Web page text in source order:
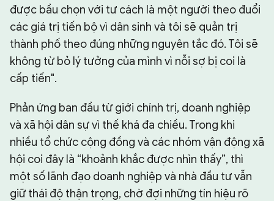
được bầu chọn với tư cách là một người theo đuổi
các giá trị tiến bộ vì dân sinh và tôi sẽ quản trị
thành phố theo đúng những nguyên tắc đó. Tôi sẽ
không từ bỏ lý tưởng của mình vì nỗi sợ bị coi là
cấp tiến".
Phản ứng ban đầu từ giới chính trị, doanh nghiệp
và xã hội dân sự vì thế khá đa chiều. Trong khi
nhiều tổ chức cộng đồng và các nhóm vận động xã
hội coi đây là “khoảnh khắc được nhìn thấy”, thì
một số lãnh đạo doanh nghiệp và nhà đầu tư vẫn
giữ thái độ thận trọng, chờ đợi những tín hiệu rõ